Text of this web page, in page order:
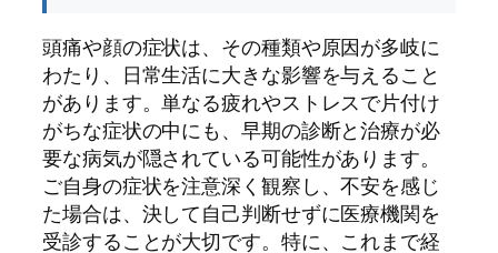
頭痛や顔の症状は、その種類や原因が多岐に
わたり、日常生活に大きな影響を与えること
があります。単なる疲れやストレスで片付け
がちな症状の中にも、早期の診断と治療が必
要な病気が隠されている可能性があります。
ご自身の症状を注意深く観察し、不安を感じ
た場合は、決して自己判断せずに医療機関を
受診することが大切です。特に、これまで経